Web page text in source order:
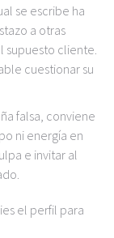
se escribe ha
a otras
supuesto cliente.
cuestionar su
falsa, conviene
ni energía en
e invitar al
el perfil para